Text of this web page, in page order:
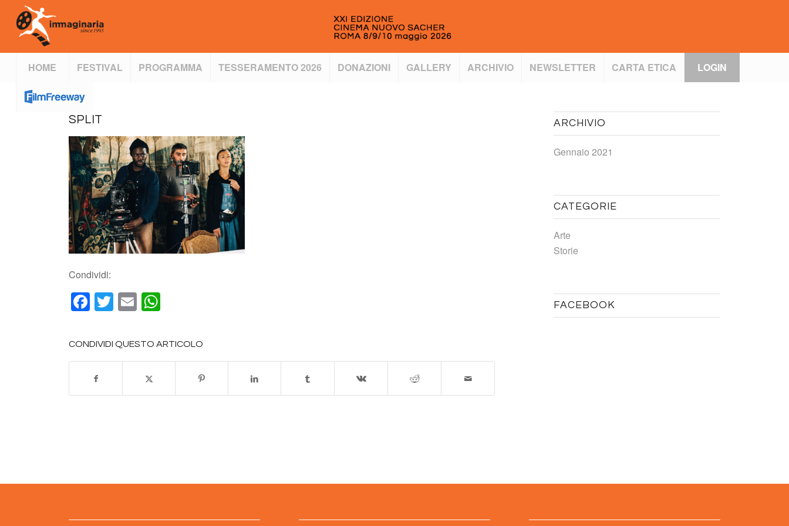
HOME FESTIVAL PROGRAMMA TESSERAMENTO 2026 DONAZIONI GALLERY ARCHIVIO NEWSLETTER CARTA ETICA LOGIN
SPLIT
Condividi:
Facebook
Twitter
Email
CONDIVIDI QUESTO ARTICOLO
ARCHIVIO
Gennaio 2021
CATEGORIE
Arte
Storie
FACEBOOK